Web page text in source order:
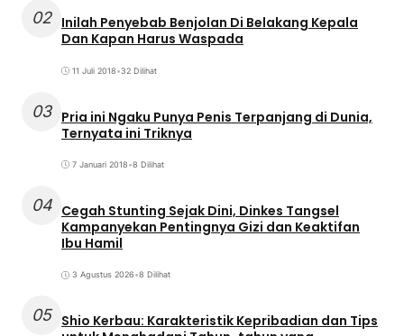
02 Inilah Penyebab Benjolan Di Belakang Kepala
Dan Kapan Harus Waspada
11 Juli 2018•32 Dilihat
03 Pria ini Ngaku Punya Penis Terpanjang di Dunia,
Ternyata ini Triknya
7 Januari 2018•8 Dilihat
04 Cegah Stunting Sejak Dini, Dinkes Tangsel
Kampanyekan Pentingnya Gizi dan Keaktifan
Ibu Hamil
3 Agustus 2026•8 Dilihat
05 Shio Kerbau: Karakteristik Kepribadian dan Tips